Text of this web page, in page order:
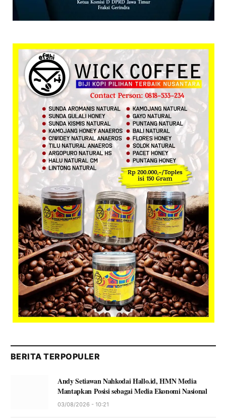
BERITA TERPOPULER
Andy Setiawan Nahkodai Hallo.id, HMN Media
Mantapkan Posisi sebagai Media Ekonomi Nasional
03/08/2026 - 10:21